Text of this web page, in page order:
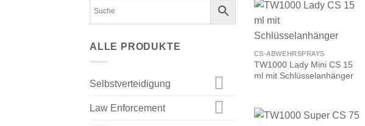
ALLE PRODUKTE
Selbstverteidigung
Law Enforcement
CS-ABWEHRSPRAYS
TW1000 Lady Mini CS 15
ml mit Schlüsselanhänger